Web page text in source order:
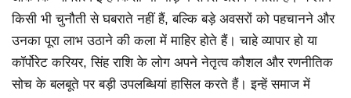
किसी भी चुनौती से घबराते नहीं हैं, बल्कि बड़े अवसरों को पहचानने और
उनका पूरा लाभ उठाने की कला में माहिर होते हैं। चाहे व्यापार हो या
कॉर्पोरेट करियर, सिंह राशि के लोग अपने नेतृत्व कौशल और रणनीतिक
सोच के बलबूते पर बड़ी उपलब्धियां हासिल करते हैं। इन्हें समाज में